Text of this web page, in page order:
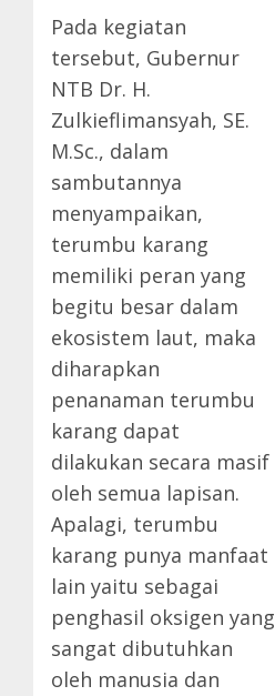
Pada kegiatan
tersebut, Gubernur
NTB Dr. H.
Zulkieflimansyah, SE.
M.Sc., dalam
sambutannya
menyampaikan,
terumbu karang
memiliki peran yang
begitu besar dalam
ekosistem laut, maka
diharapkan
penanaman terumbu
karang dapat
dilakukan secara masif
oleh semua lapisan.
Apalagi, terumbu
karang punya manfaat
lain yaitu sebagai
penghasil oksigen yang
sangat dibutuhkan
oleh manusia dan